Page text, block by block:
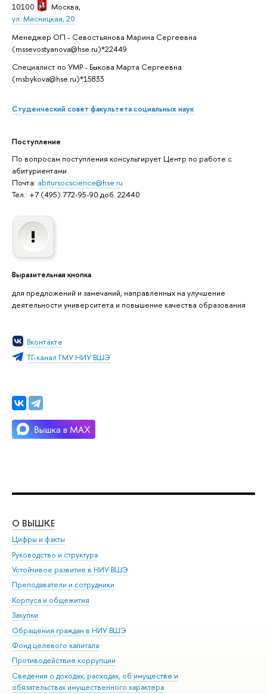
10100 Москва,
ул. Мясницкая, 20
Менеджер ОП - Севостьянова Марина Сергеевна
(mssevostyanova@hse.ru)*22449
Специалист по УМР - Быкова Марта Сергеевна
(msbykova@hse.ru)*15833
Студенческий совет факультета социальных наук
Поступление
По вопросам поступления консультирует Центр по работе с
абитуриентами
Почта: abitursocscience@hse.ru
Тел.: +7 (495) 772-95-90 доб. 22440
Выразительная кнопка
для предложений и замечаний, направленных на улучшение
деятельности университета и повышение качества образования
Вконтакте
ТГ-канал ГМУ НИУ ВШЭ
О ВЫШКЕ
Цифры и факты
Руководство и структура
Устойчивое развитие в НИУ ВШЭ
Преподаватели и сотрудники
Корпуса и общежития
Закупки
Обращения граждан в НИУ ВШЭ
Фонд целевого капитала
Противодействие коррупции
Сведения о доходах, расходах, об имуществе и
обязательствах имущественного характера